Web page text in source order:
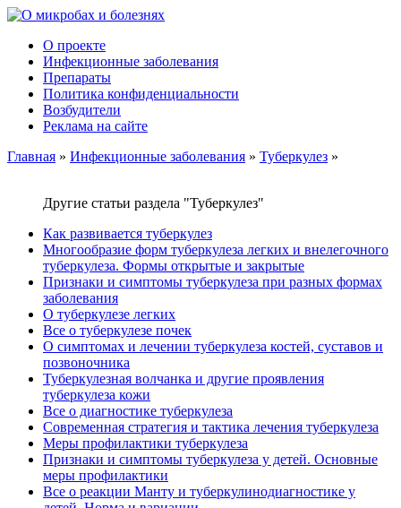
О проекте
Инфекционные заболевания
Препараты
Политика конфиденциальности
Возбудители
Реклама на сайте
Главная » Инфекционные заболевания » Туберкулез »
Другие статьи раздела "Туберкулез"
Как развивается туберкулез
Многообразие форм туберкулеза легких и внелегочного
туберкулеза. Формы открытые и закрытые
Признаки и симптомы туберкулеза при разных формах
заболевания
О туберкулезе легких
Все о туберкулезе почек
О симптомах и лечении туберкулеза костей, суставов и
позвоночника
Туберкулезная волчанка и другие проявления
туберкулеза кожи
Все о диагностике туберкулеза
Современная стратегия и тактика лечения туберкулеза
Меры профилактики туберкулеза
Признаки и симптомы туберкулеза у детей. Основные
меры профилактики
Все о реакции Манту и туберкулинодиагностике у